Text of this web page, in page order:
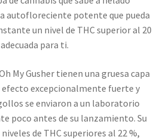
autofloreciente potente que pueda
un nivel de THC superior al 20
para ti.
My Gusher tienen una gruesa capa
efecto excepcionalmente fuerte y
se enviaron a un laboratorio
poco antes de su lanzamiento. Su
de THC superiores al 22 %,